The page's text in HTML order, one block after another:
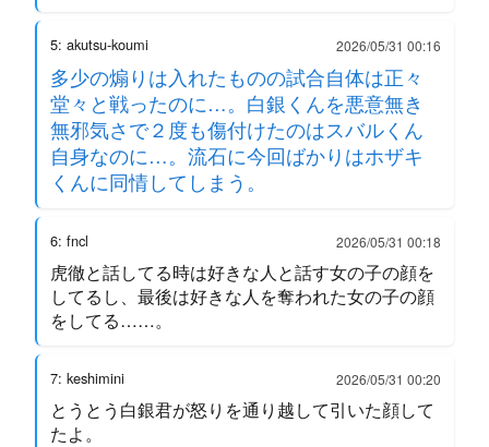
5: akutsu-koumi 2026/05/31 00:16
多少の煽りは入れたものの試合自体は正々
堂々と戦ったのに…。白銀くんを悪意無き
無邪気さで２度も傷付けたのはスバルくん
自身なのに…。流石に今回ばかりはホザキ
くんに同情してしまう。
6: fncl 2026/05/31 00:18
虎徹と話してる時は好きな人と話す女の子の顔を
してるし、最後は好きな人を奪われた女の子の顔
をしてる……。
7: keshimini 2026/05/31 00:20
とうとう白銀君が怒りを通り越して引いた顔して
たよ。